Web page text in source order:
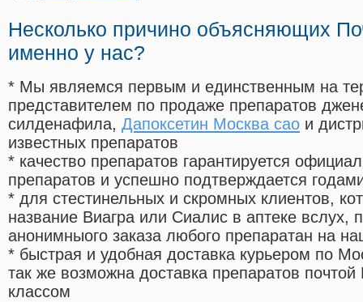
Несколько причино объясняющих
именно у нас?
* Мы являемся первым и единственным на
представителем по продаже препаратов
силденафила, Дапоксетин Москва сао и
известных препаратов
* качество препаратов гарантируется
препаратов и успешно подтверждается
* для стестинельных и скромных клиентов,
название Виагра или Сиалис в аптеке вслух,
анонимныого заказа любого препаратан на
* быстрая и удобная доставка курьером по
так же возможна доставка препаратов
классом